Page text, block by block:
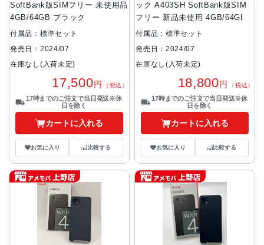
SoftBank版SIMフリー 未使用品
4GB/64GB ブラック
付属品：標準セット
発売日：2024/07
在庫なし(入荷未定)
17,500円 （税込）
17時までのご注文で当日発送※休
日を除く
カートに入れる
お気に入り 比較する
ック A403SH SoftBank版SIM
フリー 新品未使用 4GB/64GB
付属品：標準セット
発売日：2024/07
在庫なし(入荷未定)
18,800円 （税込）
17時までのご注文で当日発送※休
日を除く
カートに入れる
お気に入り 比較する